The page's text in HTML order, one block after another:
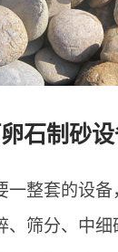
石制砂
一整套的设
、筛分、中